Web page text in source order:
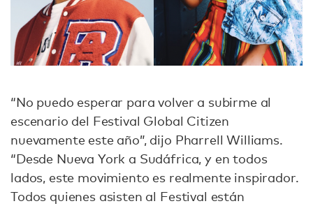
“No puedo esperar para volver a subirme al
escenario del Festival Global Citizen
nuevamente este año”, dijo Pharrell Williams.
“Desde Nueva York a Sudáfrica, y en todos
lados, este movimiento es realmente inspirador.
Todos quienes asisten al Festival están